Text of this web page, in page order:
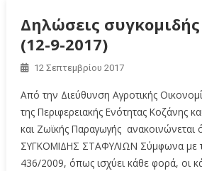
Δηλώσεις
(12-9-2017)
12 Σεπτεμβρίου 2017
Από την Διεύθυνση Αγροτικής
της Περιφερειακής Ενότητας Κοζάνης
και Ζωϊκής Παραγωγής ανακοινώνεται
ΣΥΓΚΟΜΙΔΗΣ ΣΤΑΦΥΛΙΩΝ Σύμφωνα με
436/2009, όπως ισχύει κάθε φορά, οι